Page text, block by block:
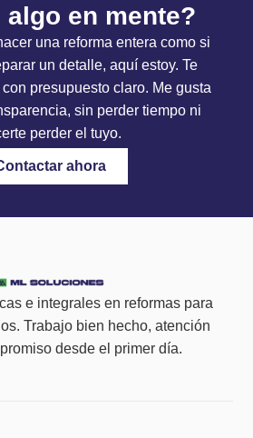
algo en mente?
una reforma entera como si
un detalle, aquí estoy. Te
presupuesto claro. Me gusta
sin perder tiempo ni
perder el tuyo.
ahora
e integrales en reformas para
Trabajo bien hecho, atención
desde el primer día.